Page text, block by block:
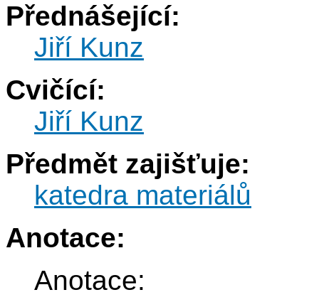
Přednášející:
Jiří Kunz
Cvičící:
Jiří Kunz
Předmět zajišťuje:
katedra materiálů
Anotace:
Anotace: